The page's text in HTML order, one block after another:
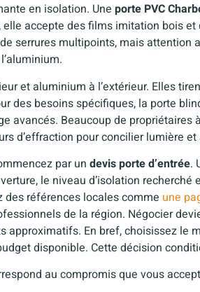
en isolation. Une porte PVC
accepte des films imitation bois
serrures multipoints, mais attention
et aluminium à l’extérieur. Elles
des besoins spécifiques, la porte
avancés. Beaucoup de propriétaires
d’effraction pour concilier lumière et
par un devis porte d’entrée.
le niveau d’isolation recherché
références locales comme une
de la région. Négocier
En bref, choisissez le
disponible. Cette décision
au compromis que vous